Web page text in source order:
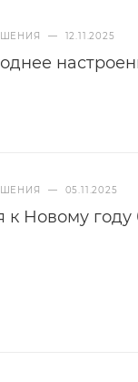
— 12.11.2025
— 05.11.2025
к Новому году